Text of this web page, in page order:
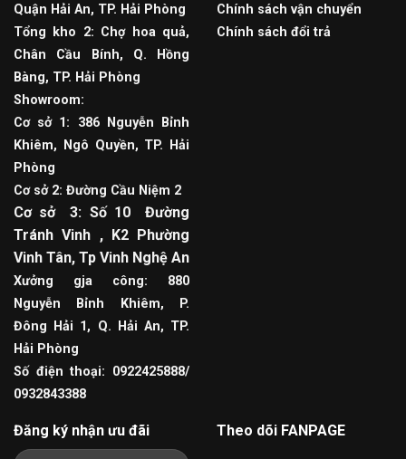
Quận Hải An, TP. Hải Phòng
Tổng kho 2: Chợ hoa quả,
Chân Cầu Bính, Q. Hồng
Bàng, TP. Hải Phòng
Showroom:
Cơ sở 1: 386 Nguyễn Bỉnh
Khiêm, Ngô Quyền, TP. Hải
Phòng
Cơ sở 2: Đường Cầu Niệm 2
Cơ sở 3: Số 10 Đường
Tránh Vinh , K2 Phường
Vinh Tân, Tp Vinh Nghệ An
Xưởng gja công: 880
Nguyễn Bỉnh Khiêm, P.
Đông Hải 1, Q. Hải An, TP.
Hải Phòng
Số điện thoại: 0922425888/
0932843388
Chính sách vận chuyển
Chính sách đổi trả
Đăng ký nhận ưu đãi Theo dõi FANPAGE